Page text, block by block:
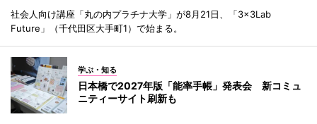
社会人向け講座「丸の内プラチナ大学」が8月21日、「3×3Lab
Future」（千代田区大手町1）で始まる。
学ぶ・知る
日本橋で2027年版「能率手帳」発表会 新コミュ
ニティーサイト刷新も